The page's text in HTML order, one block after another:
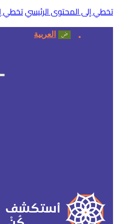
تخطي إلى المحتوى الرئيسيتخطي
العربية
أستكشف